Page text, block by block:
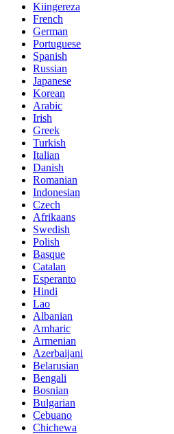
Kiingereza
French
German
Portuguese
Spanish
Russian
Japanese
Korean
Arabic
Irish
Greek
Turkish
Italian
Danish
Romanian
Indonesian
Czech
Afrikaans
Swedish
Polish
Basque
Catalan
Esperanto
Hindi
Lao
Albanian
Amharic
Armenian
Azerbaijani
Belarusian
Bengali
Bosnian
Bulgarian
Cebuano
Chichewa